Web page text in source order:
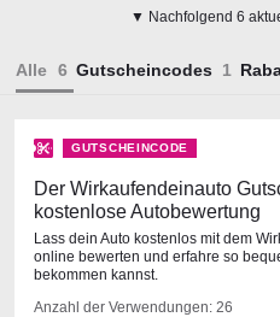
▼ Nachfolgend 6
Alle Gutscheincodes
GUTSCHEINCODE
Der Wirkaufendeinauto
kostenlose Autobewertung
Lass dein Auto kostenlos mit dem
online bewerten und erfahre so
bekommen kannst.
Anzahl der Verwendungen: 26